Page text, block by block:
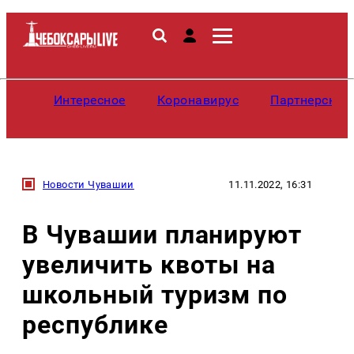
Интересное Коронавирус
Новости Чувашии 11.11.2022, 16:31
В Чувашии планируют
увеличить квоты на
школьный туризм по
республике